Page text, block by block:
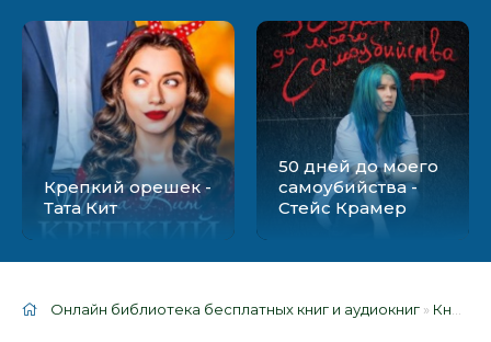
Крепкий орешек -
Тата Кит
50 дней до моего
самоубийства -
Стейс Крамер
Онлайн библиотека бесплатных книг и аудиокниг » Книги